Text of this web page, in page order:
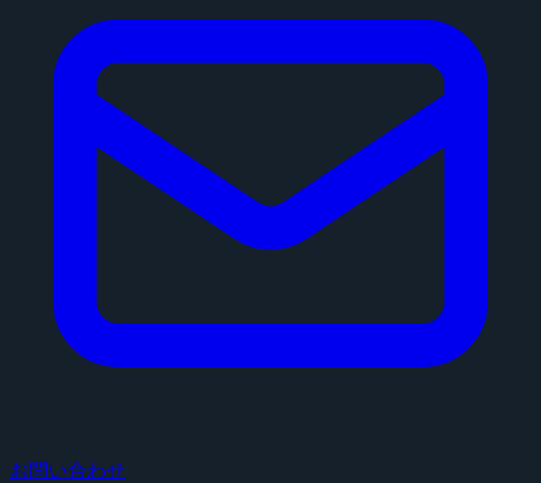
お問い合わせ